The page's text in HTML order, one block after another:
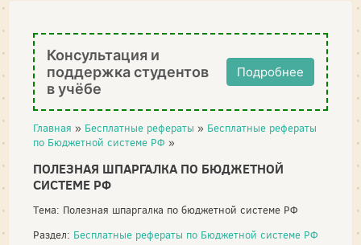
Консультация и
поддержка студентов
в учёбе
Подробнее
Главная » Бесплатные рефераты » Бесплатные рефераты
по Бюджетной системе РФ »
ПОЛЕЗНАЯ ШПАРГАЛКА ПО БЮДЖЕТНОЙ
СИСТЕМЕ РФ
Тема: Полезная шпаргалка по бюджетной системе РФ
Раздел: Бесплатные рефераты по Бюджетной системе РФ